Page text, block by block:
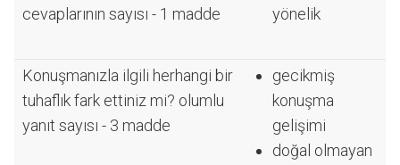
cevaplarının sayısı - 1 madde
yönelik
Konuşmanızla ilgili herhangi bir
tuhaflık fark ettiniz mi? olumlu
yanıt sayısı - 3 madde
gecikmiş
konuşma
gelişimi
doğal olmayan